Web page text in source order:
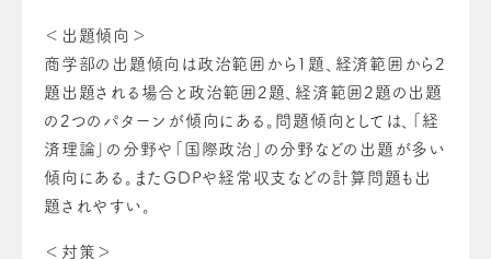
＜出題傾向＞
商学部の出題傾向は政治範囲から1題、経済範囲から2
題出題される場合と政治範囲2題、経済範囲2題の出題
の2つのパターンが傾向にある。問題傾向としては、「経
済理論」の分野や「国際政治」の分野などの出題が多い
傾向にある。またGDPや経常収支などの計算問題も出
題されやすい。
＜対策＞